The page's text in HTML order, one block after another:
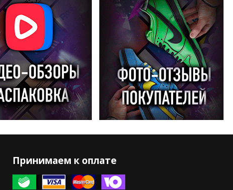
Принимаем к оплате